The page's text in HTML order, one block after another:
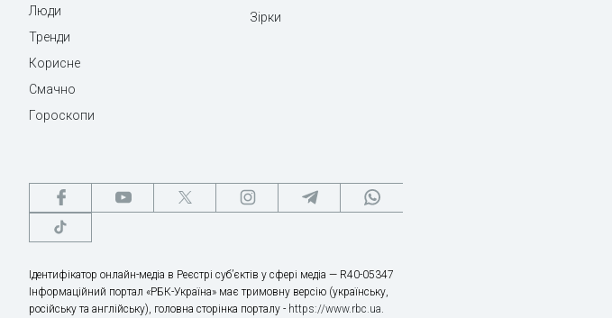
Люди
Тренди
Корисне
Смачно
Гороскопи
Зірки
Ідентифікатор онлайн-медіа в Реєстрі суб’єктів у сфері медіа — R40-05347
Інформаційний портал «РБК-Україна» має тримовну версію (українську,
російську та англійську), головна сторінка порталу - https://www.rbc.ua.